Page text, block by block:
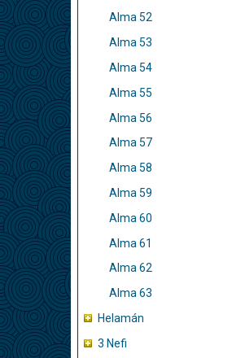
Alma 52
Alma 53
Alma 54
Alma 55
Alma 56
Alma 57
Alma 58
Alma 59
Alma 60
Alma 61
Alma 62
Alma 63
Helamán
3 Nefi